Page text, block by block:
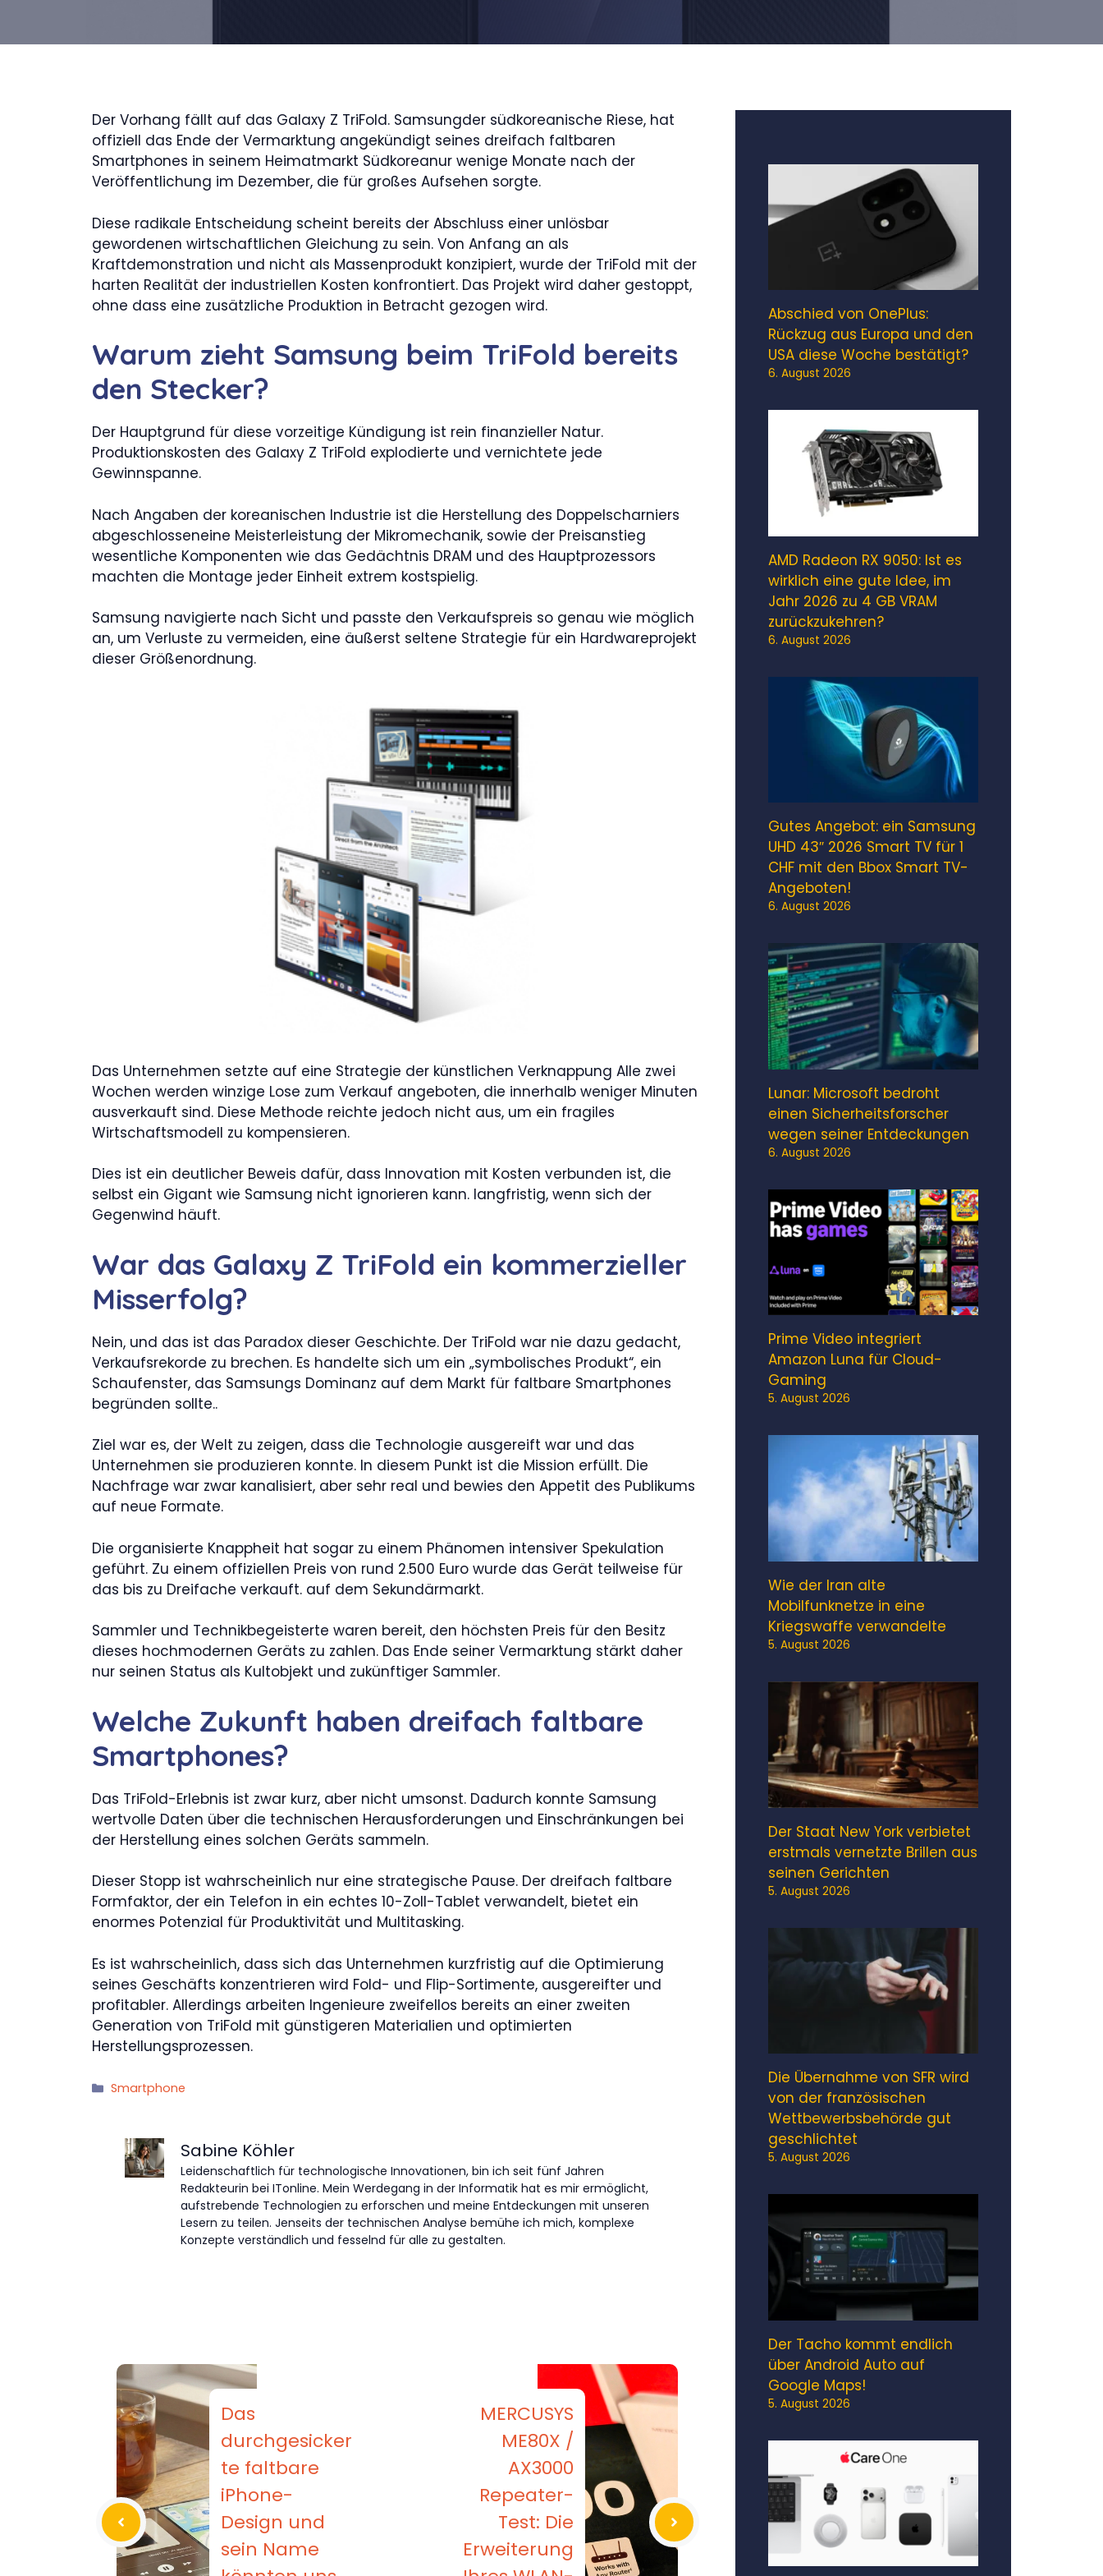
Der Vorhang fällt auf das Galaxy Z TriFold. Samsungder südkoreanische Riese, hat
offiziell das Ende der Vermarktung angekündigt seines dreifach faltbaren
Smartphones in seinem Heimatmarkt Südkoreanur wenige Monate nach der
Veröffentlichung im Dezember, die für großes Aufsehen sorgte.
Diese radikale Entscheidung scheint bereits der Abschluss einer unlösbar
gewordenen wirtschaftlichen Gleichung zu sein. Von Anfang an als
Kraftdemonstration und nicht als Massenprodukt konzipiert, wurde der TriFold mit der
harten Realität der industriellen Kosten konfrontiert. Das Projekt wird daher gestoppt,
ohne dass eine zusätzliche Produktion in Betracht gezogen wird.
Warum zieht Samsung beim TriFold bereits
den Stecker?
Der Hauptgrund für diese vorzeitige Kündigung ist rein finanzieller Natur.
Produktionskosten des Galaxy Z TriFold explodierte und vernichtete jede
Gewinnspanne.
Nach Angaben der koreanischen Industrie ist die Herstellung des Doppelscharniers
abgeschlosseneine Meisterleistung der Mikromechanik, sowie der Preisanstieg
wesentliche Komponenten wie das Gedächtnis DRAM und des Hauptprozessors
machten die Montage jeder Einheit extrem kostspielig.
Samsung navigierte nach Sicht und passte den Verkaufspreis so genau wie möglich
an, um Verluste zu vermeiden, eine äußerst seltene Strategie für ein Hardwareprojekt
dieser Größenordnung.
Das Unternehmen setzte auf eine Strategie der künstlichen Verknappung Alle zwei
Wochen werden winzige Lose zum Verkauf angeboten, die innerhalb weniger Minuten
ausverkauft sind. Diese Methode reichte jedoch nicht aus, um ein fragiles
Wirtschaftsmodell zu kompensieren.
Dies ist ein deutlicher Beweis dafür, dass Innovation mit Kosten verbunden ist, die
selbst ein Gigant wie Samsung nicht ignorieren kann. langfristig, wenn sich der
Gegenwind häuft.
War das Galaxy Z TriFold ein kommerzieller
Misserfolg?
Nein, und das ist das Paradox dieser Geschichte. Der TriFold war nie dazu gedacht,
Verkaufsrekorde zu brechen. Es handelte sich um ein „symbolisches Produkt“, ein
Schaufenster, das Samsungs Dominanz auf dem Markt für faltbare Smartphones
begründen sollte..
Ziel war es, der Welt zu zeigen, dass die Technologie ausgereift war und das
Unternehmen sie produzieren konnte. In diesem Punkt ist die Mission erfüllt. Die
Nachfrage war zwar kanalisiert, aber sehr real und bewies den Appetit des Publikums
auf neue Formate.
Die organisierte Knappheit hat sogar zu einem Phänomen intensiver Spekulation
geführt. Zu einem offiziellen Preis von rund 2.500 Euro wurde das Gerät teilweise für
das bis zu Dreifache verkauft. auf dem Sekundärmarkt.
Sammler und Technikbegeisterte waren bereit, den höchsten Preis für den Besitz
dieses hochmodernen Geräts zu zahlen. Das Ende seiner Vermarktung stärkt daher
nur seinen Status als Kultobjekt und zukünftiger Sammler.
Welche Zukunft haben dreifach faltbare
Smartphones?
Das TriFold-Erlebnis ist zwar kurz, aber nicht umsonst. Dadurch konnte Samsung
wertvolle Daten über die technischen Herausforderungen und Einschränkungen bei
der Herstellung eines solchen Geräts sammeln.
Dieser Stopp ist wahrscheinlich nur eine strategische Pause. Der dreifach faltbare
Formfaktor, der ein Telefon in ein echtes 10-Zoll-Tablet verwandelt, bietet ein
enormes Potenzial für Produktivität und Multitasking.
Es ist wahrscheinlich, dass sich das Unternehmen kurzfristig auf die Optimierung
seines Geschäfts konzentrieren wird Fold- und Flip-Sortimente, ausgereifter und
profitabler. Allerdings arbeiten Ingenieure zweifellos bereits an einer zweiten
Generation von TriFold mit günstigeren Materialien und optimierten
Herstellungsprozessen.
Kategorien
Smartphone
Sabine Köhler
Leidenschaftlich für technologische Innovationen, bin ich seit fünf Jahren
Redakteurin bei ITonline. Mein Werdegang in der Informatik hat es mir ermöglicht,
aufstrebende Technologien zu erforschen und meine Entdeckungen mit unseren
Lesern zu teilen. Jenseits der technischen Analyse bemühe ich mich, komplexe
Konzepte verständlich und fesselnd für alle zu gestalten.
Das
durchgesicker
te faltbare
iPhone-
Design und
sein Name
MERCUSYS
ME80X /
AX3000
Repeater-
Test: Die
Erweiterung
Abschied von OnePlus:
Rückzug aus Europa und den
USA diese Woche bestätigt?
6. August 2026
AMD Radeon RX 9050: Ist es
wirklich eine gute Idee, im
Jahr 2026 zu 4 GB VRAM
zurückzukehren?
6. August 2026
Gutes Angebot: ein Samsung
UHD 43″ 2026 Smart TV für 1
CHF mit den Bbox Smart TV-
Angeboten!
6. August 2026
Lunar: Microsoft bedroht
einen Sicherheitsforscher
wegen seiner Entdeckungen
6. August 2026
Prime Video integriert
Amazon Luna für Cloud-
Gaming
5. August 2026
Wie der Iran alte
Mobilfunknetze in eine
Kriegswaffe verwandelte
5. August 2026
Der Staat New York verbietet
erstmals vernetzte Brillen aus
seinen Gerichten
5. August 2026
Die Übernahme von SFR wird
von der französischen
Wettbewerbsbehörde gut
geschlichtet
5. August 2026
Der Tacho kommt endlich
über Android Auto auf
Google Maps!
5. August 2026